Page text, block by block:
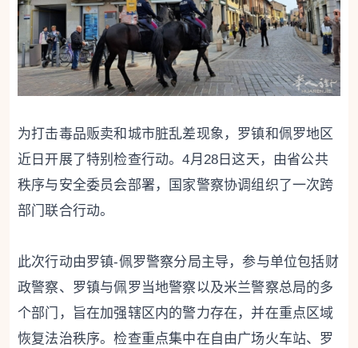
为打击毒品贩卖和城市脏乱差现象，罗镇和佩罗地区
近日开展了特别检查行动。4月28日这天，由省公共
秩序与安全委员会部署，国家警察协调组织了一次跨
部门联合行动。
此次行动由罗镇-佩罗警察分局主导，参与单位包括财
政警察、罗镇与佩罗当地警察以及米兰警察总局的多
个部门，旨在加强辖区内的警力存在，并在重点区域
恢复法治秩序。检查重点集中在自由广场火车站、罗